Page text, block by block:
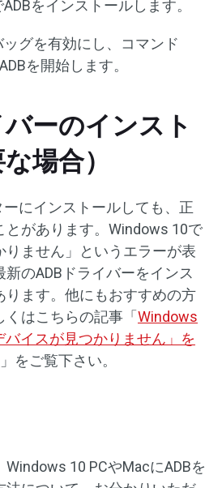
ADBをインストールします。
ッグを有効にし、コマンド
を開始します。
ーのインスト
場合）
にインストールしても、正
とがあります。Windows 10で
りません」というエラーが表
のADBドライバーをインス
ります。他にもおすすめの方
はこちらの記事「 Windows
バイスが見つかりません」を
」をご覧下さい。
10 PCやMacにADBを